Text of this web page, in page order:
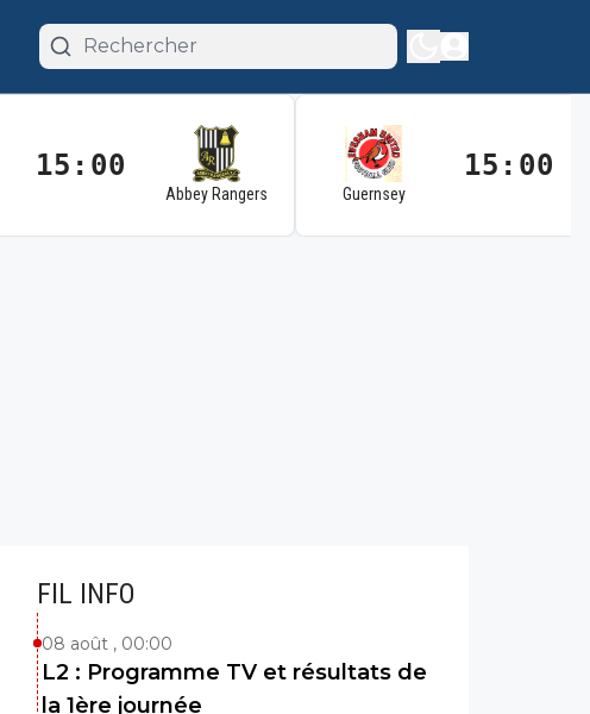
15:00
Abbey Rangers Guernsey
15:00
FIL INFO
08 août , 00:00
L2 : Programme TV et résultats de
la 1ère journée